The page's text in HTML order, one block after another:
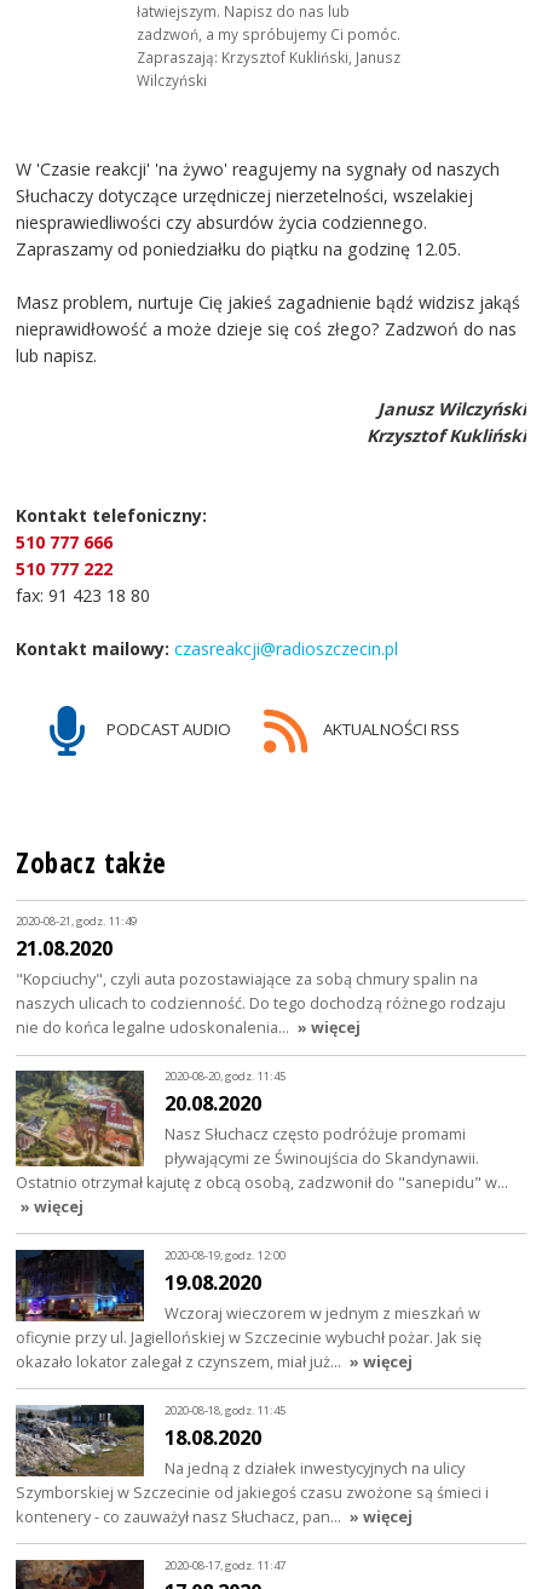
łatwiejszym. Napisz do nas lub
zadzwoń, a my spróbujemy Ci pomóc.
Zapraszają: Krzysztof Kukliński, Janusz
Wilczyński
W 'Czasie reakcji' 'na żywo' reagujemy na sygnały od naszych
Słuchaczy dotyczące urzędniczej nierzetelności, wszelakiej
niesprawiedliwości czy absurdów życia codziennego.
Zapraszamy od poniedziałku do piątku na godzinę 12.05.
Masz problem, nurtuje Cię jakieś zagadnienie bądź widzisz jakąś
nieprawidłowość a może dzieje się coś złego? Zadzwoń do nas
lub napisz.
Janusz Wilczyński
Krzysztof Kukliński
Kontakt telefoniczny:
510 777 666
510 777 222
fax: 91 423 18 80
Kontakt mailowy: czasreakcji@radioszczecin.pl
PODCAST AUDIO AKTUALNOŚCI RSS
Zobacz także
2020-08-21, godz. 11:49
21.08.2020
"Kopciuchy", czyli auta pozostawiające za sobą chmury spalin na
naszych ulicach to codzienność. Do tego dochodzą różnego rodzaju
nie do końca legalne udoskonalenia… » więcej
2020-08-20, godz. 11:45
20.08.2020
Nasz Słuchacz często podróżuje promami
pływającymi ze Świnoujścia do Skandynawii.
Ostatnio otrzymał kajutę z obcą osobą, zadzwonił do "sanepidu" w…
» więcej
2020-08-19, godz. 12:00
19.08.2020
Wczoraj wieczorem w jednym z mieszkań w
oficynie przy ul. Jagiellońskiej w Szczecinie wybuchł pożar. Jak się
okazało lokator zalegał z czynszem, miał już… » więcej
2020-08-18, godz. 11:45
18.08.2020
Na jedną z działek inwestycyjnych na ulicy
Szymborskiej w Szczecinie od jakiegoś czasu zwożone są śmieci i
kontenery - co zauważył nasz Słuchacz, pan… » więcej
2020-08-17, godz. 11:47